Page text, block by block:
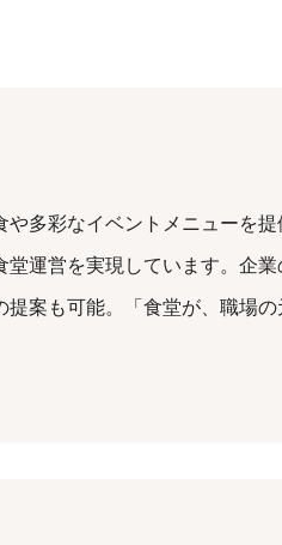
多彩なイベントメニューを
運営を実現しています。企
提案も可能。「食堂が、職場